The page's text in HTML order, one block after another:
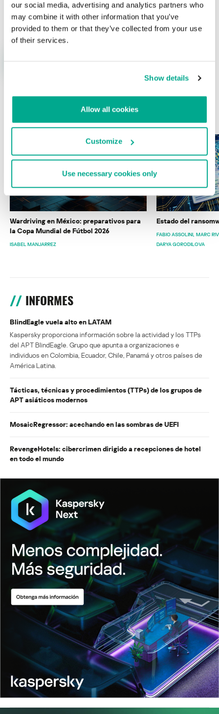
our social media, advertising and analytics partners who
may combine it with other information that you’ve
provided to them or that they’ve collected from your use
of their services.
Show details
Allow all cookies
Customize
Use necessary cookies only
Nombre* Correo electrónico*
ÚLTIMAS PUBLICACIONES
Wardriving en México: preparativos para
la Copa Mundial de Fútbol 2026
ISABEL MANJARREZ
Estado del
FABIO ASSOLINI MARC
DARYA GORODILOVA
INFORMES
BlindEagle vuela alto en LATAM
Kaspersky proporciona información sobre la actividad y los TTPs
del APT BlindEagle. Grupo que apunta a organizaciones e
individuos en Colombia, Ecuador, Chile, Panamá y otros países de
América Latina.
Tácticas, técnicas y procedimientos (TTPs) de los grupos de
APT asiáticos modernos
MosaicRegressor: acechando en las sombras de UEFI
RevengeHotels: cibercrimen dirigido a recepciones de hotel
en todo el mundo